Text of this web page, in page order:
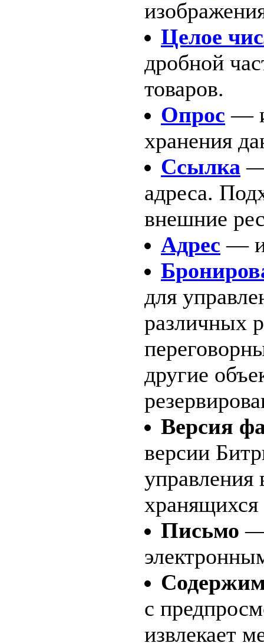
Целое
дробной
товаров.
Опрос —
хранения
Ссылка —
адреса.
внешние
Адрес —
для
различных
другие
Версия
версии
управления
Письмо —
с
извлекает